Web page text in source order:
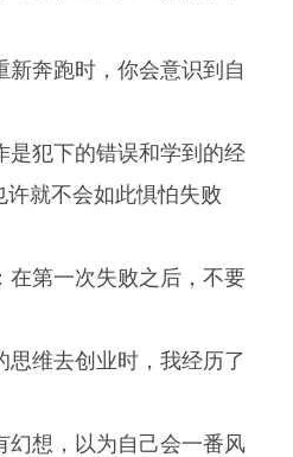
新奔跑时，你会意识到自
是犯下的错误和学到的经
就不会如此惧怕失败
在第一次失败之后，不要
思维去创业时，我经历了
幻想，以为自己会一番风